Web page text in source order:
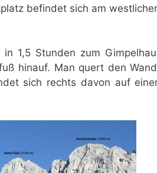
befindet sich am
1,5 Stunden zum
hinauf. Man quert den
sich rechts davon auf